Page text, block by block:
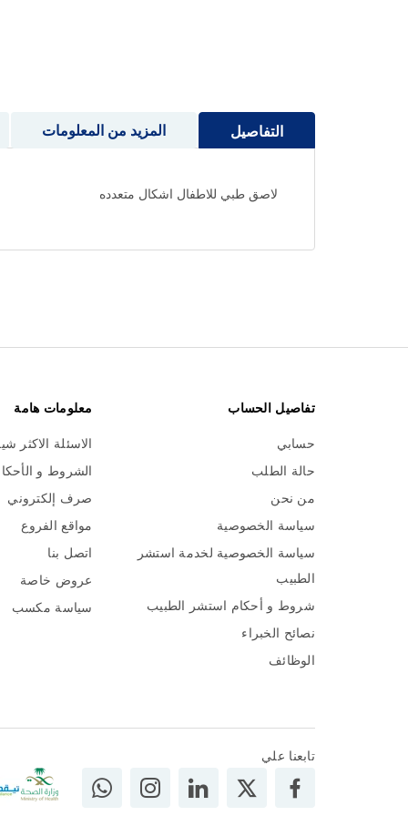
التفاصيل
لاصق طبي للاطفال اشكال متعدده
المزيد من المعلومات
تفاصيل الحساب
حسابي
حالة الطلب
من نحن
سياسة الخصوصية
سياسة الخصوصية لخدمة استشر
الطبيب
شروط و أحكام استشر الطبيب
نصائح الخبراء
الوظائف
معلومات هامة
الاسئلة الاكثر
الشروط و
صرف إلكتروني
مواقع الفروع
اتصل بنا
عروض خاصة
سياسة مكسب
تابعنا علي